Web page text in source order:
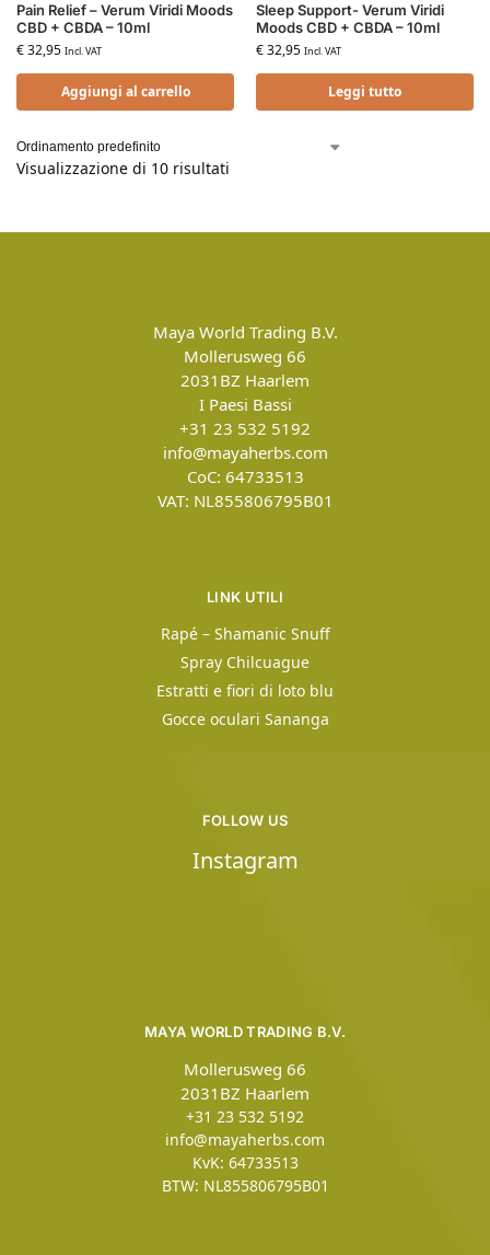
Pain Relief – Verum Viridi Moods
CBD + CBDA – 10ml
€32,95 Incl. VAT
Aggiungi al carrello
Sleep Support- Verum Viridi
Moods CBD + CBDA – 10ml
€32,95 Incl. VAT
Leggi tutto
Visualizzazione di 10 risultati
Maya World Trading B.V.
Mollerusweg 66
2031BZ Haarlem
I Paesi Bassi
+31 23 532 5192
info@mayaherbs.com
CoC: 64733513
VAT: NL855806795B01
LINK UTILI
Rapé – Shamanic Snuff
Spray Chilcuague
Estratti e fiori di loto blu
Gocce oculari Sananga
MAYA WORLD TRADING B.V.
Mollerusweg 66
2031BZ Haarlem
+31 23 532 5192
info@mayaherbs.com
KvK: 64733513
BTW: NL855806795B01
FOLLOW US
Instagram